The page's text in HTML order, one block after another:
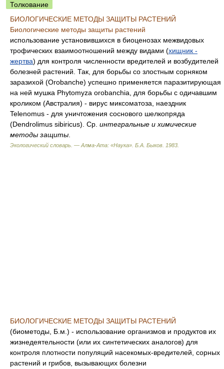
Толкование
БИОЛОГИЧЕСКИЕ МЕТОДЫ ЗАЩИТЫ РАСТЕНИЙ
Биологические методы защиты растений
использование установившихся в биоценозах межвидовых
трофических взаимоотношений между видами (хищник -
жертва) для контроля численности вредителей и возбудителей
болезней растений. Так, для борьбы со злостным сорняком
заразихой (Orobanche) успешно применяется паразитирующая
на ней мушка Phytomyza orobanchia, для борьбы с одичавшим
кроликом (Австралия) - вирус миксоматоза, наездник
Telenomus - для уничтожения соснового шелкопряда
(Dendrolimus sibiricus). Ср. интегральные и химические
методы защиты
Экологический словарь. — Алма-Ата: «Наука» Б.А. Быков 1983
БИОЛОГИЧЕСКИЕ МЕТОДЫ ЗАЩИТЫ РАСТЕНИЙ
(биометоды, Б.м.) - использование организмов и продуктов их
жизнедеятельности (или их синтетических аналогов) для
контроля плотности популяций насекомых-вредителей, сорных
растений и грибов, вызывающих болезни